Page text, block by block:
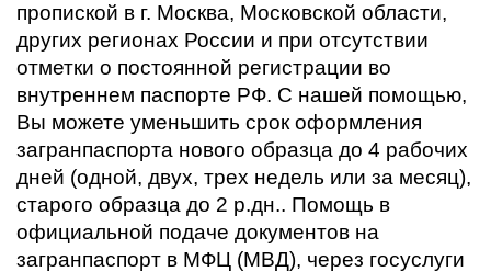
пропиской в г. Москва, Московской области,
других регионах России и при отсутствии
отметки о постоянной регистрации во
внутреннем паспорте РФ. С нашей помощью,
Вы можете уменьшить срок оформления
загранпаспорта нового образца до 4 рабочих
дней (одной, двух, трех недель или за месяц),
старого образца до 2 р.дн.. Помощь в
официальной подаче документов на
загранпаспорт в МФЦ (МВД), через госуслуги